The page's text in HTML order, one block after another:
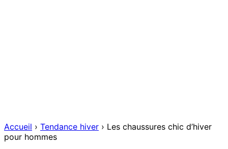
Accueil › Tendance hiver › Les chaussures chic d’hiver
pour hommes